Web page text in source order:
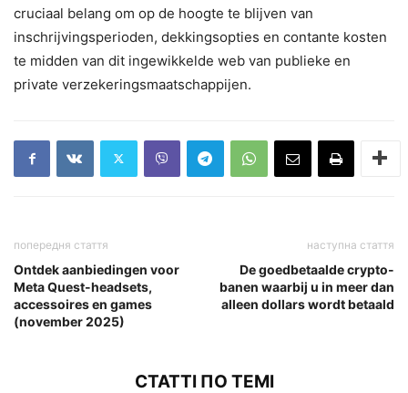
cruciaal belang om op de hoogte te blijven van
inschrijvingsperioden, dekkingsopties en contante kosten
te midden van dit ingewikkelde web van publieke en
private verzekeringsmaatschappijen.
попередня стаття
Ontdek aanbiedingen voor
Meta Quest-headsets,
accessoires en games
(november 2025)
наступна стаття
De goedbetaalde crypto-
banen waarbij u in meer dan
alleen dollars wordt betaald
СТАТТІ ПО ТЕМІ